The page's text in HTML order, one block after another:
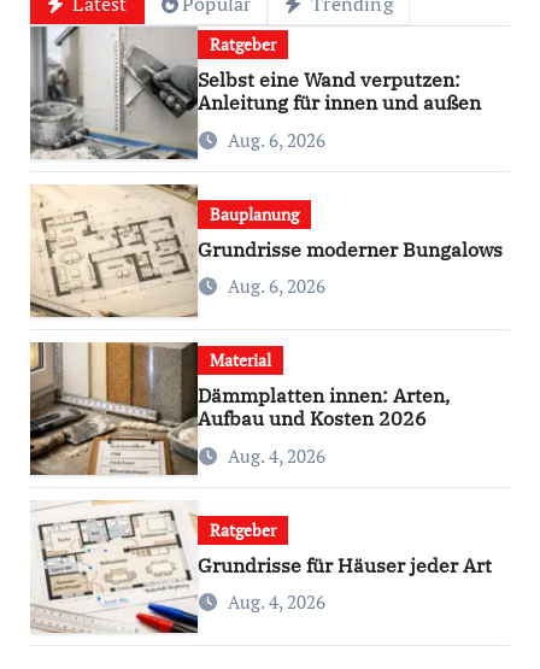
Ratgeber
Selbst eine Wand verputzen:
Anleitung für innen und außen
Aug. 6, 2026
Bauplanung
Grundrisse moderner Bungalows
Aug. 6, 2026
Material
Dämmplatten innen: Arten,
Aufbau und Kosten 2026
Aug. 4, 2026
Ratgeber
Grundrisse für Häuser jeder Art
Aug. 4, 2026